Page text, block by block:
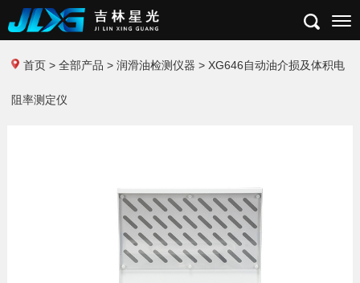
首页> 全部产品 > 润滑油检测仪器 > XG646自动油介损及体积电
阻率测定仪